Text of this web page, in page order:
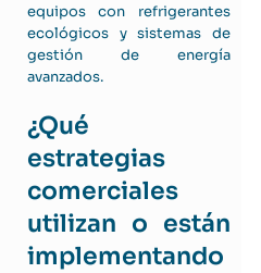
equipos con refrigerantes
ecológicos y sistemas de
gestión de energía
avanzados.
¿Qué
estrategias
comerciales
utilizan o están
implementando